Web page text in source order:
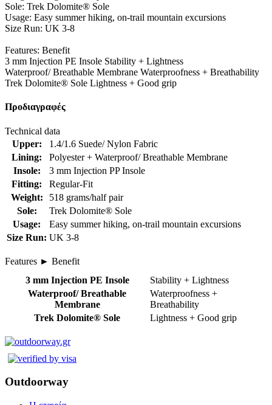
Sole: Trek Dolomite® Sole
Usage: Easy summer hiking, on-trail mountain excursions
Size Run: UK 3-8
Features: Benefit
3 mm Injection PE Insole Stability + Lightness
Waterproof/ Breathable Membrane Waterproofness + Breathability
Trek Dolomite® Sole Lightness + Good grip
Προδιαγραφές
Technical data
Upper:
1.4/1.6 Suede/ Nylon Fabric
Lining:
Polyester + Waterproof/ Breathable Membrane
Insole:
3 mm Injection PP Insole
Fitting:
Regular-Fit
Weight:
518 grams/half pair
Sole:
Trek Dolomite® Sole
Usage:
Easy summer hiking, on-trail mountain excursions
Size Run: UK 3-8
Features ► Benefit
3 mm Injection PE Insole
Stability + Lightness
Waterproof/ Breathable
Membrane
Waterproofness +
Breathability
Trek Dolomite® Sole
Lightness + Good grip
Outdoorway